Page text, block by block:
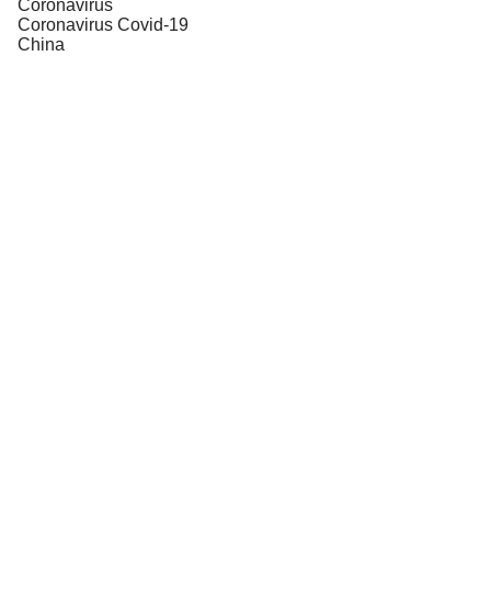
Coronavirus
Coronavirus Covid-19
China